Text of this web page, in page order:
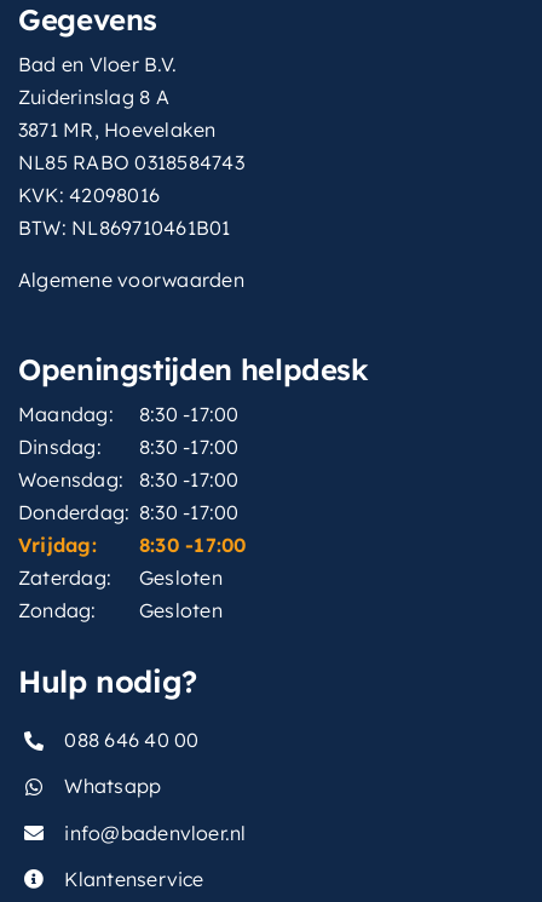
Gegevens
Bad en Vloer B.V.
Zuiderinslag 8 A
3871 MR, Hoevelaken
NL85 RABO 0318584743
KVK: 42098016
BTW: NL869710461B01
Algemene voorwaarden
Openingstijden helpdesk
Maandag:
8:30 -17:00
Dinsdag:
8:30 -17:00
Woensdag:
8:30 -17:00
Donderdag: 8:30 -17:00
Vrijdag:
8:30 -17:00
Zaterdag:
Gesloten
Zondag:
Gesloten
Hulp nodig?
088 646 40 00
Whatsapp
info@badenvloer.nl
Klantenservice